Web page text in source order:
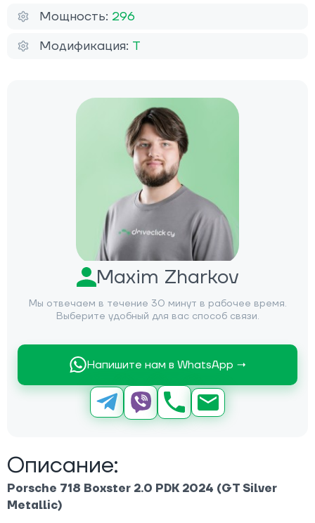
Maxim Zharkov
Мы отвечаем в течение 30 минут в рабочее время.
Выберите удобный для вас способ связи.
Напишите нам в WhatsApp →
Описание:
Porsche 718 Boxster 2.0 PDK 2024 (GT Silver
Metallic)
Мощность: 296
Модификация: T